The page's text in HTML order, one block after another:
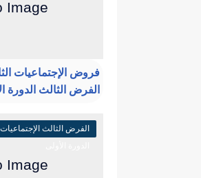
فروض الإجتماعيات
الفرض الثالث الدورة
الفرض الثالث الإجتماعيات